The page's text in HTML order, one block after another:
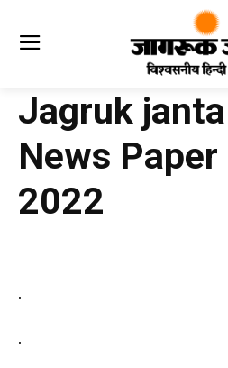
Jagruk
News
2022
.
.